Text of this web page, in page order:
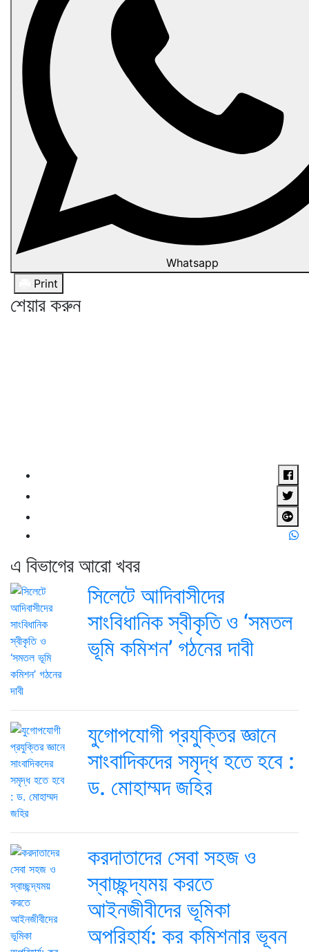
Whatsapp
Print
শেয়ার করুন
এ বিভাগের আরো খবর
সিলেটে আদিবাসীদের
সাংবিধানিক স্বীকৃতি ও ‘সমতল
ভূমি কমিশন’ গঠনের দাবী
যুগোপযোগী প্রযুক্তির জ্ঞানে
সাংবাদিকদের সমৃদ্ধ হতে হবে :
ড. মোহাম্মদ জহির
করদাতাদের সেবা সহজ ও
স্বাচ্ছন্দ্যময় করতে
আইনজীবীদের ভূমিকা
অপরিহার্য: কর কমিশনার ভূবন